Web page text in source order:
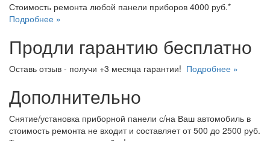
Стоимость ремонта любой панели приборов 4000 руб.*
Подробнее »
Продли гарантию бесплатно
Оставь отзыв - получи +3 месяца гарантии! Подробнее »
Дополнительно
Снятие/установка приборной панели с/на Ваш автомобиль в
стоимость ремонта не входит и составляет от 500 до 2500 руб.